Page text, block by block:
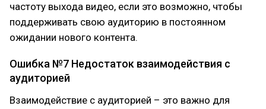
частоту выхода видео, если это возможно, чтобы
поддерживать свою аудиторию в постоянном
ожидании нового контента.
Ошибка №7 Недостаток взаимодействия с
аудиторией
Взаимодействие с аудиторией – это важно для